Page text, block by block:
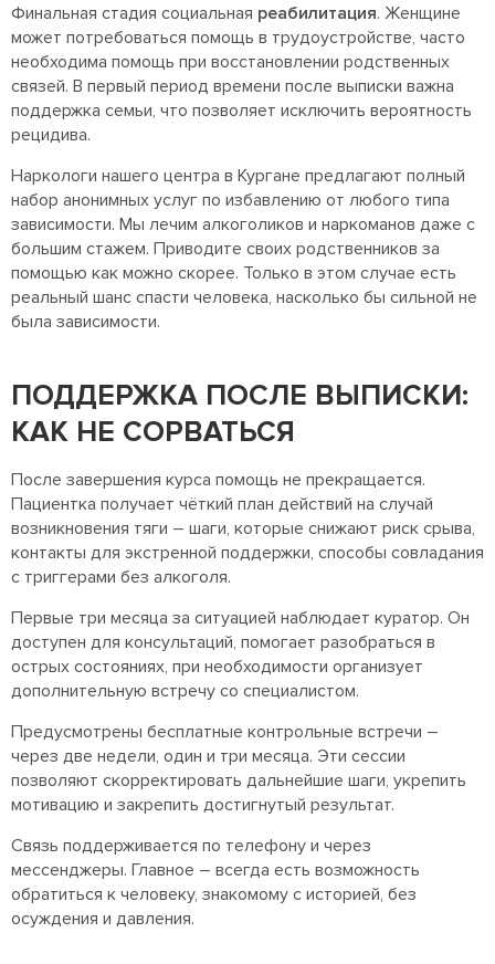
Финальная стадия социальная реабилитация. Женщине
может потребоваться помощь в трудоустройстве, часто
необходима помощь при восстановлении родственных
связей. В первый период времени после выписки важна
поддержка семьи, что позволяет исключить вероятность
рецидива.
Наркологи нашего центра в Кургане предлагают полный
набор анонимных услуг по избавлению от любого типа
зависимости. Мы лечим алкоголиков и наркоманов даже с
большим стажем. Приводите своих родственников за
помощью как можно скорее. Только в этом случае есть
реальный шанс спасти человека, насколько бы сильной не
была зависимости.
ПОДДЕРЖКА ПОСЛЕ ВЫПИСКИ:
КАК НЕ СОРВАТЬСЯ
После завершения курса помощь не прекращается.
Пациентка получает чёткий план действий на случай
возникновения тяги – шаги, которые снижают риск срыва,
контакты для экстренной поддержки, способы совладания
с триггерами без алкоголя.
Первые три месяца за ситуацией наблюдает куратор. Он
доступен для консультаций, помогает разобраться в
острых состояниях, при необходимости организует
дополнительную встречу со специалистом.
Предусмотрены бесплатные контрольные встречи –
через две недели, один и три месяца. Эти сессии
позволяют скорректировать дальнейшие шаги, укрепить
мотивацию и закрепить достигнутый результат.
Связь поддерживается по телефону и через
мессенджеры. Главное – всегда есть возможность
обратиться к человеку, знакомому с историей, без
осуждения и давления.